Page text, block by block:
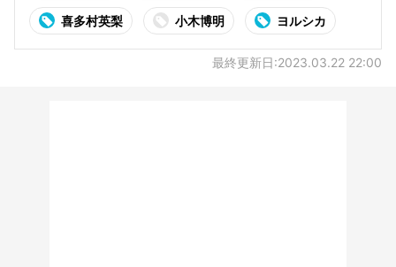
喜多村英梨 小木博明 ヨルシカ
最終更新日:2023.03.22 22:00